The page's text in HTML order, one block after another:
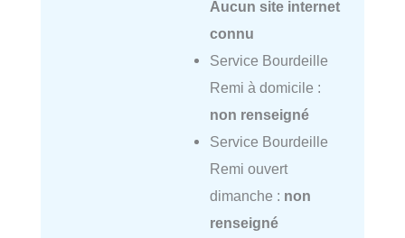
Aucun site internet
connu
Service Bourdeille
Remi à domicile :
non renseigné
Service Bourdeille
Remi ouvert
dimanche : non
renseigné